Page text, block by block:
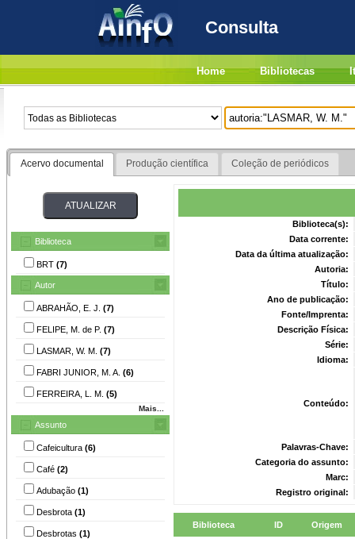
Consulta
Home Bibliotecas
Acervo documental Produção científica Coleção de periódicos
Biblioteca
BRT (7)
Autor
ABRAHÃO, E. J. (7)
FELIPE, M. de P. (7)
LASMAR, W. M. (7)
FABRI JUNIOR, M. A. (6)
FERREIRA, L. M. (5)
Mais...
Assunto
Cafeicultura (6)
Café (2)
Adubação (1)
Desbrota (1)
Desbrotas (1)
Biblioteca(s):
Data corrente:
Data da última atualização:
Autoria:
Título:
Ano de publicação:
Fonte/Imprenta:
Descrição Física:
Série:
Idioma:
Conteúdo:
Palavras-Chave:
Categoria do assunto:
Marc:
Registro original:
Biblioteca ID Origem